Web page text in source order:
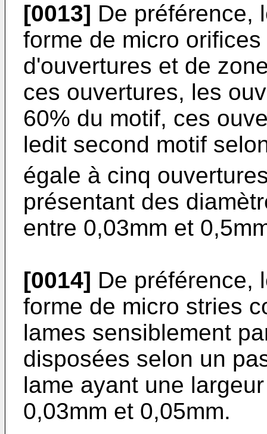
[0013] De préférence,
forme de micro
d'ouvertures et de
ces ouvertures, les
60% du motif, ces
ledit second motif
égale à cinq
présentant des
entre 0,03mm et
[0014] De préférence,
forme de micro stries
lames sensiblement
disposées selon un
lame ayant une
0,03mm et 0,05mm.